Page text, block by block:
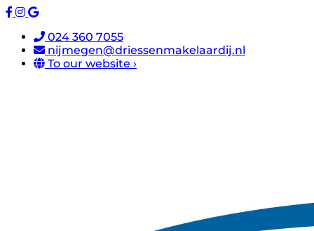
024 360 7055
nijmegen@driessenmakelaardij.nl
To our website ›